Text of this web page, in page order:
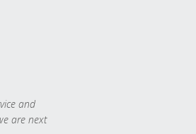
and
are next